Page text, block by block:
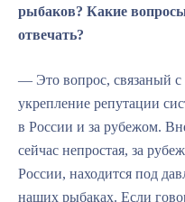
рыбаков? Какие
отвечать?
— Это вопрос, связаный
укрепление репутации
в России и за рубежом.
сейчас непростая, за
России, находится под
наших рыбаках. Если